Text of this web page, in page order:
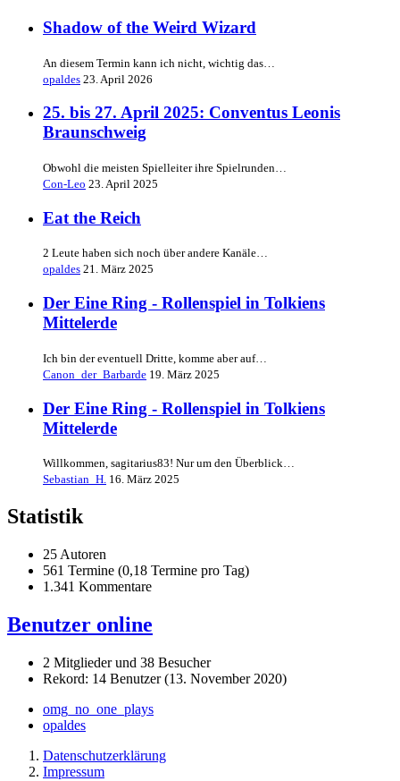
Shadow of the Weird Wizard
An diesem Termin kann ich nicht, wichtig das…
opaldes 23. April 2026
25. bis 27. April 2025: Conventus Leonis
Braunschweig
Obwohl die meisten Spielleiter ihre Spielrunden…
Con-Leo 23. April 2025
Eat the Reich
2 Leute haben sich noch über andere Kanäle…
opaldes 21. März 2025
Der Eine Ring - Rollenspiel in Tolkiens
Mittelerde
Ich bin der eventuell Dritte, komme aber auf…
Canon_der_Barbarde 19. März 2025
Der Eine Ring - Rollenspiel in Tolkiens
Mittelerde
Willkommen, sagitarius83! Nur um den Überblick…
Sebastian_H. 16. März 2025
Statistik
25 Autoren
561 Termine (0,18 Termine pro Tag)
1.341 Kommentare
Benutzer online
2 Mitglieder und 38 Besucher
Rekord: 14 Benutzer (13. November 2020)
omg_no_one_plays
opaldes
Datenschutzerklärung
Impressum